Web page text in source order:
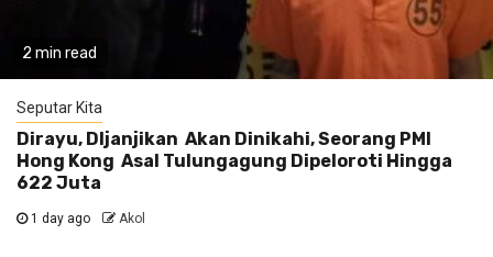
2 min read
Seputar Kita
Dirayu, DIjanjikan Akan Dinikahi, Seorang PMI
Hong Kong Asal Tulungagung Dipeloroti Hingga
622 Juta
1 day ago Akol